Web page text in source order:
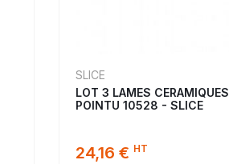
SLICE
LOT 3 LAMES
POINTU 10528 - SLICE
24,16 € HT